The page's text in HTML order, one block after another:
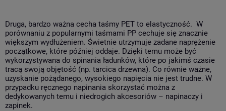
Druga, bardzo ważna cecha taśmy PET to elastyczność. W
porównaniu z popularnymi taśmami PP cechuje się znacznie
większym wydłużeniem. Świetnie utrzymuje zadane naprężenie
początkowe, które później oddaje. Dzięki temu może być
wykorzystywana do spinania ładunków, które po jakimś czasie
tracą swoją objętość (np. tarcica drzewna). Co równie ważne,
uzyskanie pożądanego, wysokiego napięcia nie jest trudne. W
przypadku ręcznego napinania skorzystać można z
dedykowanych temu i niedrogich akcesoriów – napinaczy i
zapinek.